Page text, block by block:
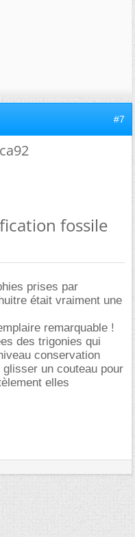
#7
fossile
prises par
était vraiment une
remarquable !
des trigonies qui
conservation
un couteau pour
elles